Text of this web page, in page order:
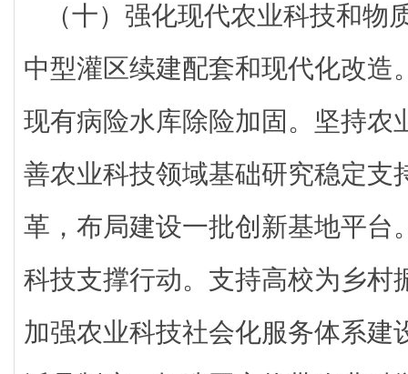
（十）强化现代农业科技和物
中型灌区续建配套和现代化改造
现有病险水库除险加固。坚持农
善农业科技领域基础研究稳定支
革，布局建设一批创新基地平台
科技支撑行动。支持高校为乡村
加强农业科技社会化服务体系建